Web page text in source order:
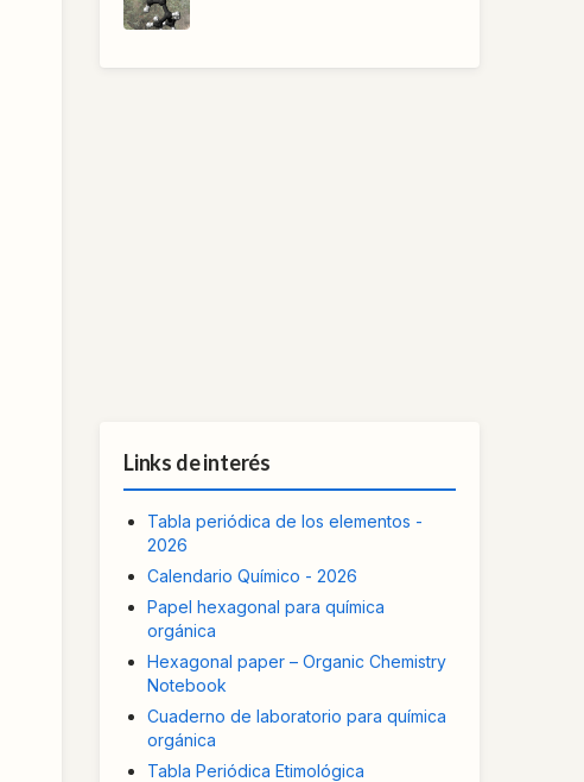
Links de interés
Tabla periódica de los elementos -
2026
Calendario Químico - 2026
Papel hexagonal para química
orgánica
Hexagonal paper – Organic Chemistry
Notebook
Cuaderno de laboratorio para química
orgánica
Tabla Periódica Etimológica